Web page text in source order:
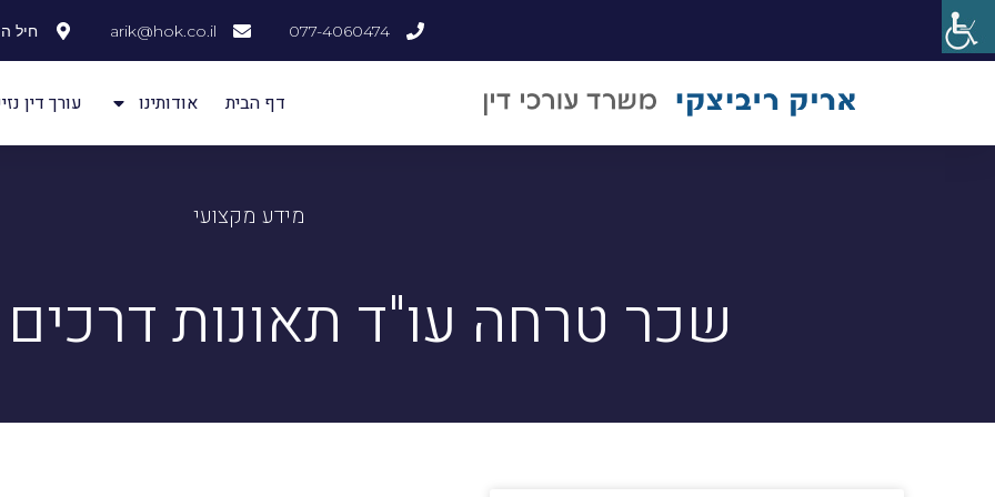
077-4060474
arik@hok.co.il חיל
דף הבית אודותינו עורך דין
מידע מקצועי
שכר טרחה עו"ד תאונות